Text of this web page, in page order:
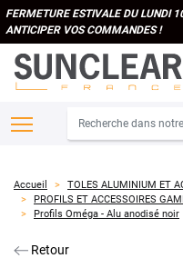
FERMETURE ESTIVALE DU LUNDI
ANTICIPER VOS COMMANDES !
Accueil
TOLES ALUMINIUM ET
PROFILS ET ACCESSOIRES
Profils Oméga - Alu anodisé noir
Retour